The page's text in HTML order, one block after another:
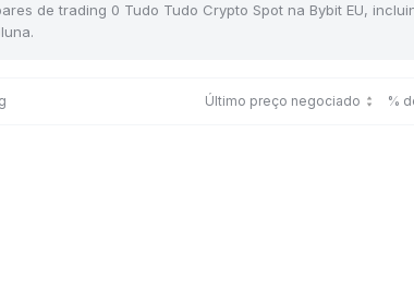
de trading 0 Tudo Tudo Crypto Spot na Bybit EU,
Último preço negociado %